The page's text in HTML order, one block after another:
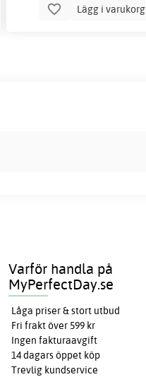
Lägg i varukorg
Varför handla på
MyPerfectDay.se
Låga priser & stort utbud
Fri frakt över 599 kr
Ingen fakturaavgift
14 dagars öppet köp
Trevlig kundservice